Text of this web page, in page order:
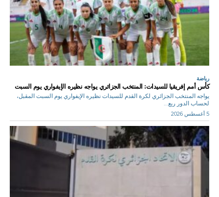
رياضة
كأس أمم إفريقيا للسيدات: المنتخب الجزائري يواجه نظيره الإيفواري يوم السبت
يواجه المنتخب الجزائري لكرة القدم للسيدات نظيره الإيفواري يوم السبت المقبل،
لحساب الدور ربع...
5 أغسطس 2026